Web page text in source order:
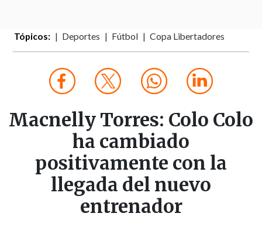
Tópicos: Deportes Fútbol Copa Libertadores
Macnelly Torres: Colo Colo
ha cambiado
positivamente con la
llegada del nuevo
entrenador